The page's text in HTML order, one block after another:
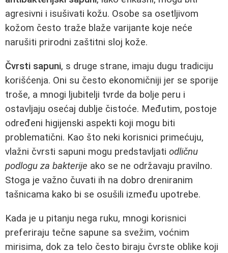
agresivni i isušivati kožu. Osobe sa osetljivom
kožom često traže blaže varijante koje neće
narušiti prirodni zaštitni sloj kože.
Čvrsti sapuni, s druge strane, imaju dugu tradiciju
korišćenja. Oni su često ekonomičniji jer se sporije
troše, a mnogi ljubitelji tvrde da bolje peru i
ostavljaju osećaj dublje čistoće. Međutim, postoje
određeni higijenski aspekti koji mogu biti
problematični. Kao što neki korisnici primećuju,
vlažni čvrsti sapuni mogu predstavljati odličnu
podlogu za bakterije ako se ne održavaju pravilno.
Stoga je važno čuvati ih na dobro dreniranim
tašnicama kako bi se osušili između upotrebe.
Kada je u pitanju negа ruku, mnogi korisnici
preferiraju tečne sapune sa svežim, voćnim
mirisima, dok za telo često biraju čvrste oblike koji